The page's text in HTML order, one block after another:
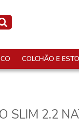
COLCHÃO E
SLIM 2.2